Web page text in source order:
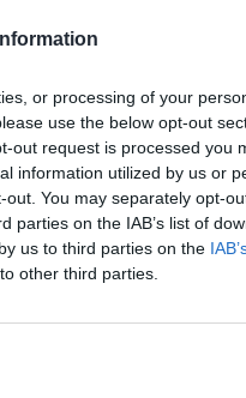
or processing of your
use the below opt-out
out request is processed you
information utilized by us or
You may separately opt-
parties on the IAB’s list of
us to third parties on the
other third parties.
euros,
la
de pernoctar,
aunque
es de veinte.
En
Murcia,
viajes a
otros, habrá de